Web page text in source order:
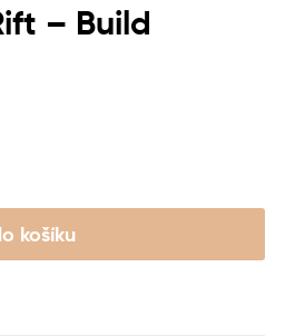
– Build
košíku